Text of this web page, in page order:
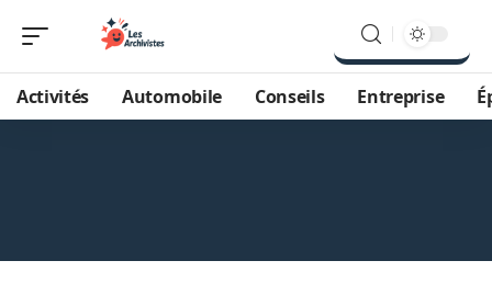
Activités Automobile Conseils Entreprise